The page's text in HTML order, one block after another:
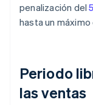
penalización del
hasta un máximo
Periodo
las ventas